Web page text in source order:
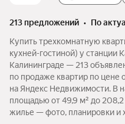
213 предложений •
по
Купить трехкомнатную
кухней-гостиной) у станции
Калининграде — 213
по продаже квартир по
на Яндекс Недвижимости. В
площадью от 49,9 м² до
жилье — фото, планировки и